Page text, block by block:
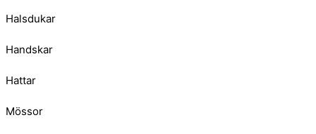
Halsdukar
Handskar
Hattar
Mössor